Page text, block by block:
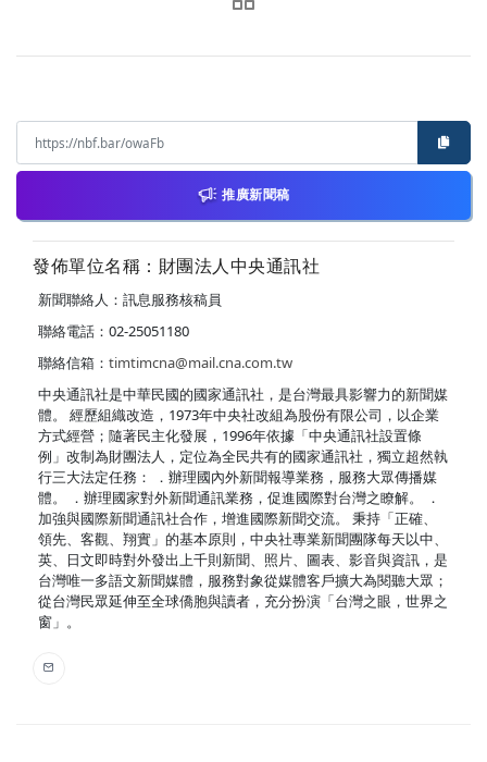
推廣新聞稿
發佈單位名稱：財團法人中央通訊社
新聞聯絡人：訊息服務核稿員
聯絡電話：02-25051180
聯絡信箱： timtimcna@mail.cna.com.tw
中央通訊社是中華民國的國家通訊社，是台灣最具影響力的新聞媒
體。 經歷組織改造，1973年中央社改組為股份有限公司，以企業
方式經營；隨著民主化發展，1996年依據「中央通訊社設置條
例」改制為財團法人，定位為全民共有的國家通訊社，獨立超然執
行三大法定任務： ．辦理國內外新聞報導業務，服務大眾傳播媒
體。 ．辦理國家對外新聞通訊業務，促進國際對台灣之瞭解。 ．
加強與國際新聞通訊社合作，增進國際新聞交流。 秉持「正確、
領先、客觀、翔實」的基本原則，中央社專業新聞團隊每天以中、
英、日文即時對外發出上千則新聞、照片、圖表、影音與資訊，是
台灣唯一多語文新聞媒體，服務對象從媒體客戶擴大為閱聽大眾；
從台灣民眾延伸至全球僑胞與讀者，充分扮演「台灣之眼，世界之
窗」。